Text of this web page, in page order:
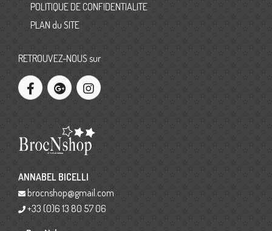
POLITIQUE DE CONFIDENTIALITE
PLAN du SITE
RETROUVEZ-NOUS sur
ANNABEL BICELLI
brocnshop@gmail.com
+33 (0)6 13 80 57 06